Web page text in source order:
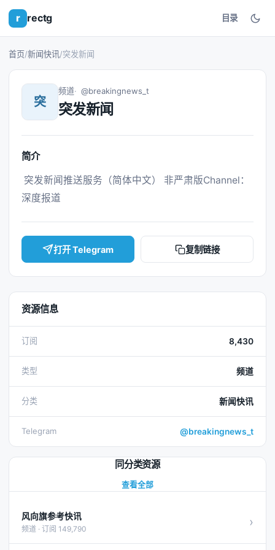
r rectg 目录
首页/新闻快讯/突发新闻
突
频道 @breakingnews_t
突发新闻
简介
深度报道
打开 Telegram 复制链接
资源信息
订阅 8,430
类型 频道
分类 新闻快讯
Telegram @breakingnews_t
同分类资源
查看全部
风向旗参考快讯
频道 · 订阅 149,790 ›